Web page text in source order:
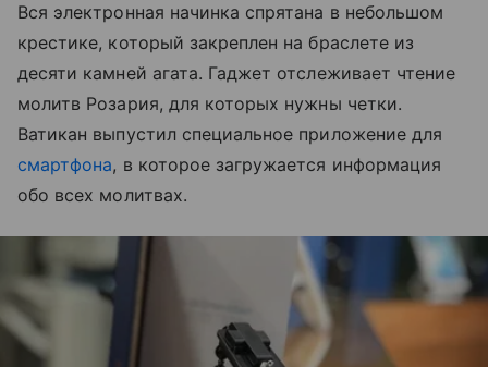
Вся электронная начинка спрятана в небольшом
крестике, который закреплен на браслете из
десяти камней агата. Гаджет отслеживает чтение
молитв Розария, для которых нужны четки.
Ватикан выпустил специальное приложение для
смартфона, в которое загружается информация
обо всех молитвах.